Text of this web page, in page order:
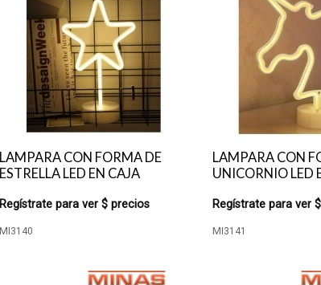
LAMPARA CON FORMA DE
ESTRELLA LED EN CAJA
Regístrate para ver $ precios
MI3140
LAMPARA CON
UNICORNIO LED
Regístrate para ver
MI3141